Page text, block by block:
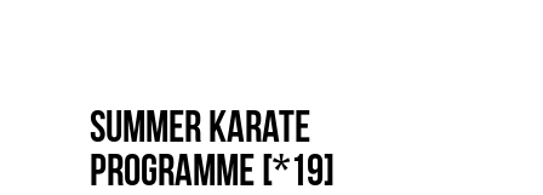
Summer karate
programme [*19]